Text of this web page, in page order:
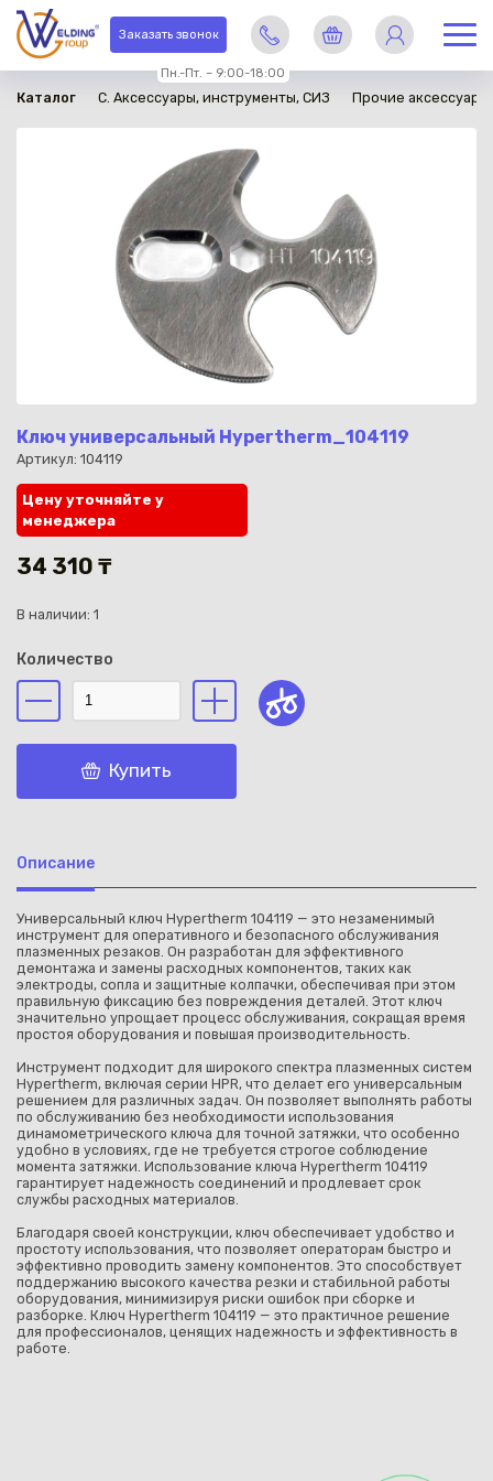
Заказать звонок
Пн.-Пт. – 9:00-18:00
Каталог C. Аксессуары, инструменты, СИЗ Прочие аксессуары
Ключ универсальный Hypertherm_104119
Артикул: 104119
в наличии
Цену уточняйте у
менеджера
34 310 ₸
В наличии: 1
Количество
Купить
Описание
Универсальный ключ Hypertherm 104119 — это незаменимый
инструмент для оперативного и безопасного обслуживания
плазменных резаков. Он разработан для эффективного
демонтажа и замены расходных компонентов, таких как
электроды, сопла и защитные колпачки, обеспечивая при этом
правильную фиксацию без повреждения деталей. Этот ключ
значительно упрощает процесс обслуживания, сокращая время
простоя оборудования и повышая производительность.
Инструмент подходит для широкого спектра плазменных систем
Hypertherm, включая серии HPR, что делает его универсальным
решением для различных задач. Он позволяет выполнять работы
по обслуживанию без необходимости использования
динамометрического ключа для точной затяжки, что особенно
удобно в условиях, где не требуется строгое соблюдение
момента затяжки. Использование ключа Hypertherm 104119
гарантирует надежность соединений и продлевает срок
службы расходных материалов.
Благодаря своей конструкции, ключ обеспечивает удобство и
простоту использования, что позволяет операторам быстро и
эффективно проводить замену компонентов. Это способствует
поддержанию высокого качества резки и стабильной работы
оборудования, минимизируя риски ошибок при сборке и
разборке. Ключ Hypertherm 104119 — это практичное решение
для профессионалов, ценящих надежность и эффективность в
работе.